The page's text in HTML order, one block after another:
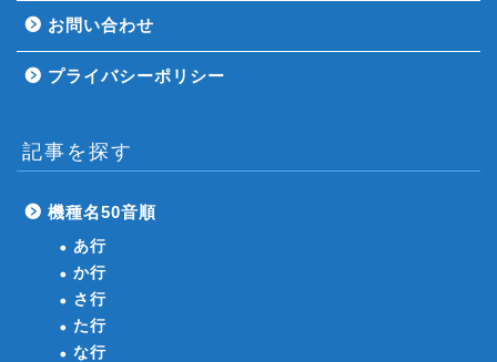
お問い合わせ
プライバシーポリシー
記事を探す
機種名50音順
あ行
か行
さ行
た行
な行